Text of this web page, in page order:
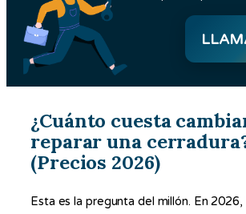
¿Cuánto cuesta
reparar una
(Precios 2026)
Esta es la pregunta del millón. En